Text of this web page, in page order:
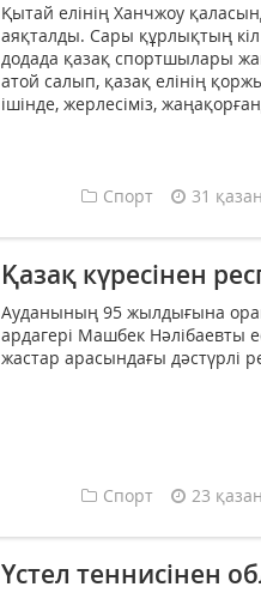
Қытай елінің Ханчжоу
аяқталды. Сары құрлықтың
додада қазақ спортшылары
атой салып, қазақ елінің
ішінде, жерлесіміз,
Спорт 31
Қазақ күресінен
Ауданының 95 жылдығына
ардагері Машбек Нәлібаевты
жастар арасындағы дәстүрлі
Спорт 23
Үстел теннисінен